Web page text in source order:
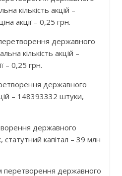
кількість акцій –
акції – 0,25 грн.
державного
кількість акцій –
– 0,25 грн.
державного
– 148393332 штуки,
державного
статутний капітал – 39 млн
перетворення державного